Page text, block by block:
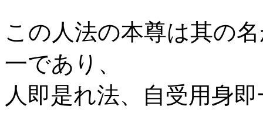
この人法の本尊は其の
一であり、
人即是れ法、自受用身